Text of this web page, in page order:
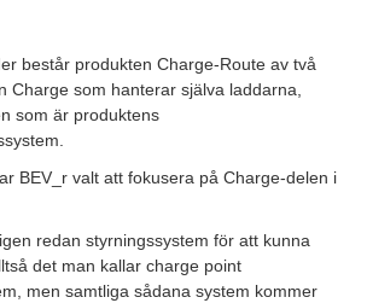
består produkten Charge-Route av två
Charge som hanterar själva laddarna,
som är produktens
BEV_r valt att fokusera på Charge-delen i
redan styrningssystem för att kunna
det man kallar charge point
men samtliga sådana system kommer